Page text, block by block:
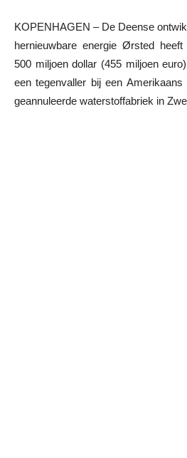
KOPENHAGEN – De Deense
hernieuwbare energie Ørsted
500 miljoen dollar (455 miljoen
een tegenvaller bij een
geannuleerde waterstoffabriek in